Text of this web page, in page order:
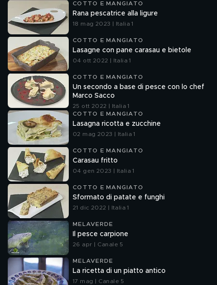
COTTO E MANGIATO
Rana pescatrice alla ligure
18 mag 2023 | Italia 1
COTTO E MANGIATO
Lasagne con pane carasau e bietole
04 ott 2022 | Italia 1
COTTO E MANGIATO
Un secondo a base di pesce con lo chef
Marco Sacco
25 ott 2022 | Italia 1
COTTO E MANGIATO
Lasagna ricotta e zucchine
02 mag 2023 | Italia 1
COTTO E MANGIATO
Carasau fritto
04 gen 2023 | Italia 1
COTTO E MANGIATO
Sformato di patate e funghi
21 dic 2022 | Italia 1
MELAVERDE
Il pesce carpione
26 apr | Canale 5
MELAVERDE
La ricetta di un piatto antico
17 mag | Canale 5